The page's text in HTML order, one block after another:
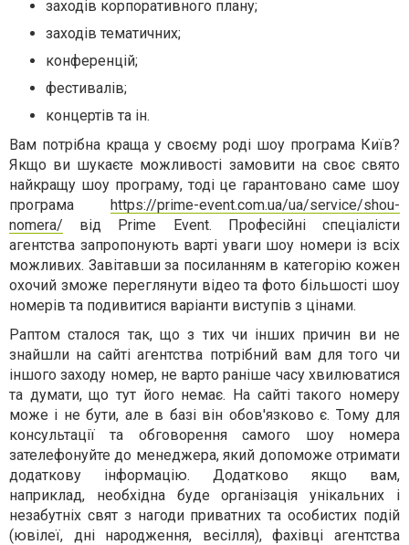
заходів корпоративного плану;
заходів тематичних;
конференцій;
фестивалів;
концертів та ін.
Вам потрібна краща у своєму роді шоу програма Київ?
Якщо ви шукаєте можливості замовити на своє свято
найкращу шоу програму, тоді це гарантовано саме шоу
програма https://prime-event.com.ua/ua/service/shou-
nomera/ від Prime Event. Професійні спеціалісти
агентства запропонують варті уваги шоу номери із всіх
можливих. Завітавши за посиланням в категорію кожен
охочий зможе переглянути відео та фото більшості шоу
номерів та подивитися варіанти виступів з цінами.
Раптом сталося так, що з тих чи інших причин ви не
знайшли на сайті агентства потрібний вам для того чи
іншого заходу номер, не варто раніше часу хвилюватися
та думати, що тут його немає. На сайті такого номеру
може і не бути, але в базі він обов'язково є. Тому для
консультації та обговорення самого шоу номера
зателефонуйте до менеджера, який допоможе отримати
додаткову інформацію. Додатково якщо вам,
наприклад, необхідна буде організація унікальних і
незабутніх свят з нагоди приватних та особистих подій
(ювілеї, дні народження, весілля), фахівці агентства